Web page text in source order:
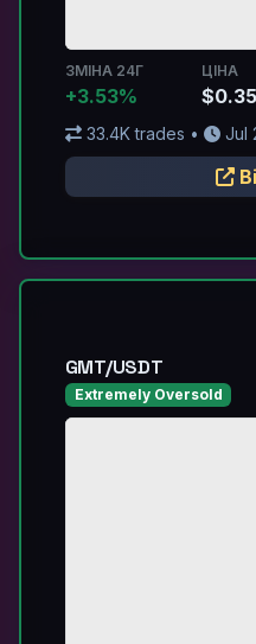
ЗМІНА 24Г
+3.53%
ЦІНА
33.4K trades • Jul
GMT/USDT
Extremely Oversold